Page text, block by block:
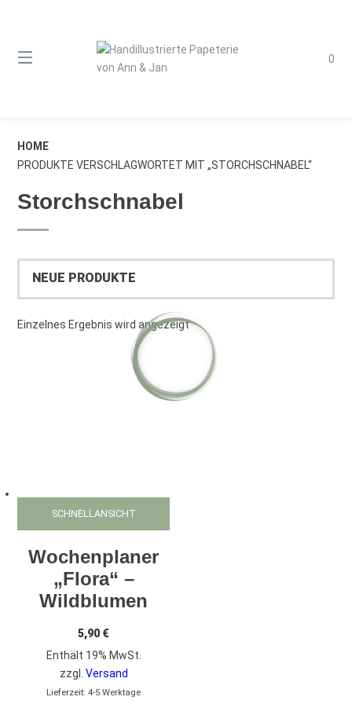
0
HOME
PRODUKTE VERSCHLAGWORTET MIT „STORCHSCHNABEL“
Storchschnabel
Einzelnes Ergebnis wird angezeigt
SCHNELLANSICHT
Wochenplaner
„Flora“ –
Wildblumen
5,90 €
Enthält 19% MwSt.
zzgl. Versand
Lieferzeit: 4-5 Werktage